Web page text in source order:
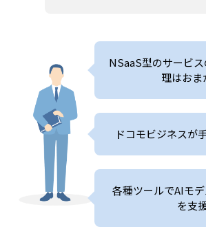
NSaaS型のサービ
理はおま
ドコモビジネスが
各種ツールでAIモ
を支